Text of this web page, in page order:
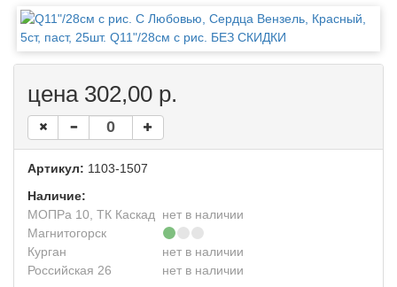
цена 302,00 р.
Артикул: 1103-1507
Наличие:
МОПРа 10, ТК Каскад
нет в наличии
Магнитогорск
Курган
нет в наличии
Российская 26
нет в наличии